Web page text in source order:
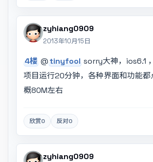
zyhiang0909
2013年10月15日
4楼 @tinyfool sorry大神，ios6.1
项目运行20分钟，各种界面和功能都
概80M左右
欣赏0 反对0
zyhiang0909